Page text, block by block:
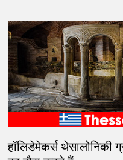
हॉलिडेमेकर्स थेसालोनिकी